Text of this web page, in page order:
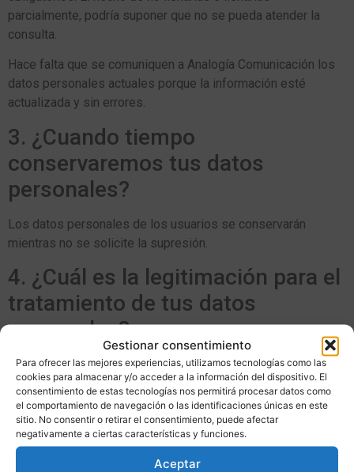
Gestionar consentimiento
Para ofrecer las mejores experiencias, utilizamos tecnologías como las
cookies para almacenar y/o acceder a la información del dispositivo. El
consentimiento de estas tecnologías nos permitirá procesar datos como
el comportamiento de navegación o las identificaciones únicas en este
sitio. No consentir o retirar el consentimiento, puede afectar
negativamente a ciertas características y funciones.
Aceptar
parcialmente, podría suponer que no se pueda atender la
consulta.
Hace falta que se comuniquen a Analogía Comunicación los
datos personales actuales porque la información esté
actualizada y sin errores.
3. ¿Cuando tiempo
conservaremos tus datos
personales?
Los datos personales de los usuarios se conservarán
mientras no se solicite la supresión.
4. ¿Cuál es la legitimación para el
tratamiento de tus datos
personales?
La base legal para el tratamiento de datos es el
consentimiento del interesado.
5. ¿A qué destinatarios se
comunicarán tus datos